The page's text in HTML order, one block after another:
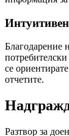
Благодарение
се
отчетите.
Разтвор за